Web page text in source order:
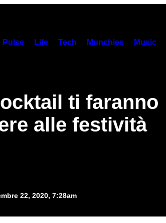
Pulse Life Tech Munchies Music
ti faranno
alle festività
22, 2020, 7:28am